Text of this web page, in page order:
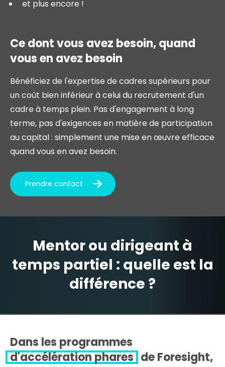
et plus encore !
Ce dont vous avez besoin, quand
vous en avez besoin
Bénéficiez de l'expertise de cadres supérieurs pour
un coût bien inférieur à celui du recrutement d'un
cadre à temps plein. Pas d'engagement à long
terme, pas d'exigences en matière de participation
au capital : simplement une mise en œuvre efficace
quand vous en avez besoin.
Prendre contact
Mentor ou dirigeant à
temps partiel : quelle est la
différence ?
Dans les programmes
d'accélération phares de Foresight,